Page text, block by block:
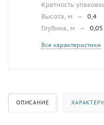
Кратность
Высота, м
—
0,4
Глубина, м
— 0,05
Все характеристики
ОПИСАНИЕ